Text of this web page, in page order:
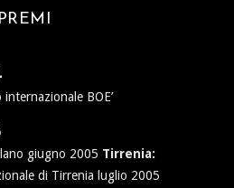
internazionale BOE’
giugno 2005 Tirrenia:
di Tirrenia luglio 2005